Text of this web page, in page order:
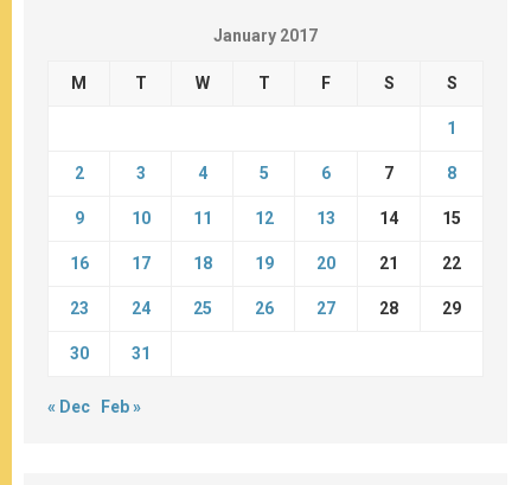
January 2017
M T W T F S S
1
2 3 4 5 6 7 8
9 10 11 12 13 14 15
16 17 18 19 20 21 22
23 24 25 26 27 28 29
30 31
« Dec Feb »